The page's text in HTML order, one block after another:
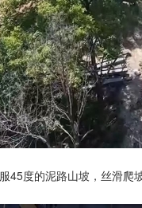
45度的泥路山坡，丝滑爬